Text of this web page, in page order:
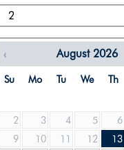
2
August 2026
Su Mo Tu We Th
2
3 4 5 6
9
10 11 12 13